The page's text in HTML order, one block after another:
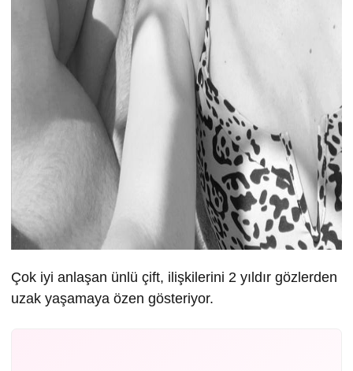
Çok iyi anlaşan ünlü çift, ilişkilerini 2 yıldır gözlerden
uzak yaşamaya özen gösteriyor.